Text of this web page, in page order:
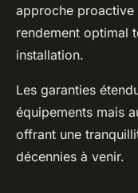
approche proactive
rendement optimal
installation.
Les garanties
équipements mais
offrant une
décennies à venir.